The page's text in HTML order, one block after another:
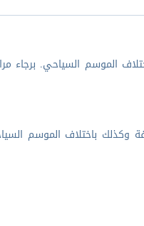
الموسم السياحي. برجاء
باختلاف الموسم